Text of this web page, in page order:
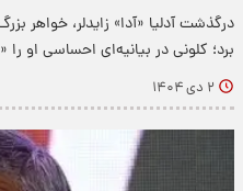
درگذشت آدلیا «آدا» زایدلر، خواهر
برد؛ کلونی در بیانیه‌ای احساسی او
۲ دی ۱۴۰۴